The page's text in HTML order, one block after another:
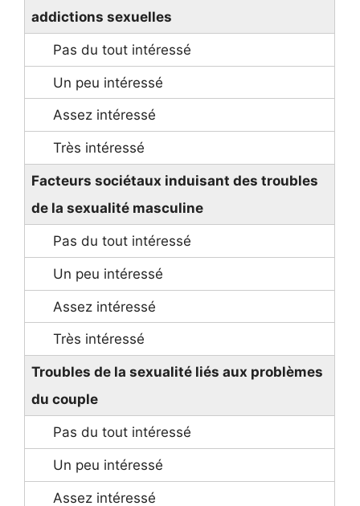
addictions sexuelles
Facteurs sociétaux induisant des troubles
de la sexualité masculine
Troubles de la sexualité liés aux problèmes
du couple